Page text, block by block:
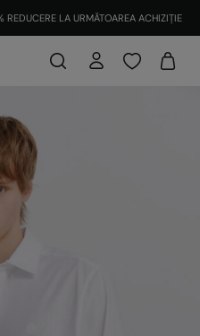
LA URMĂTOAREA ACHIZIȚIE